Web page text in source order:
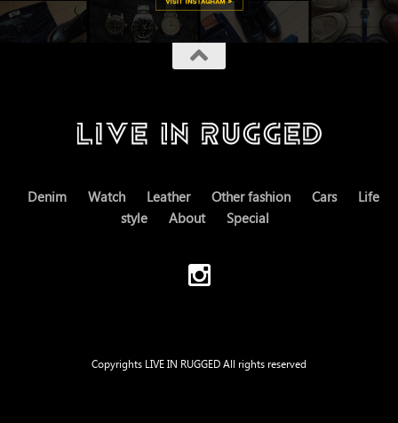
Denim Watch Leather Other fashion Cars
Life
style
About Special
Copyrights LIVE IN RUGGED All rights reserved